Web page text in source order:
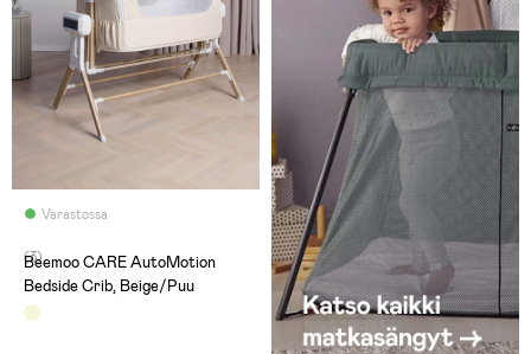
Varastossa
(3)
Beemoo CARE AutoMotion
Bedside Crib, Beige/Puu